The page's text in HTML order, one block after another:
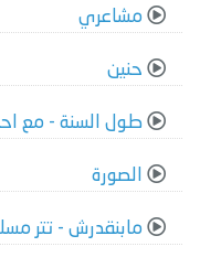
مشاعري
حنين
طول السنة - مع
الصورة
مابنقدرش - تتر